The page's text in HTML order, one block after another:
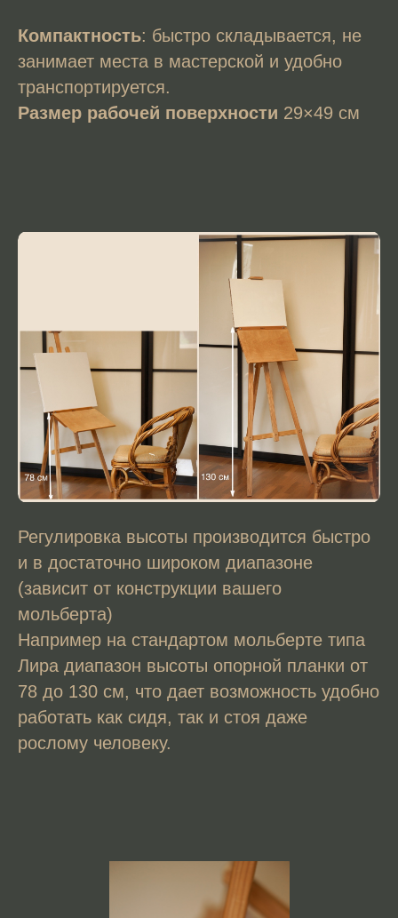
Компактность: быстро складывается, не
занимает места в мастерской и удобно
транспортируется.
Размер рабочей поверхности 29×49 см
Регулировка высоты производится быстро
и в достаточно широком диапазоне
(зависит от конструкции вашего
мольберта)
Например на стандартом мольберте типа
Лира диапазон высоты опорной планки от
78 до 130 см, что дает возможность удобно
работать как сидя, так и стоя даже
рослому человеку.